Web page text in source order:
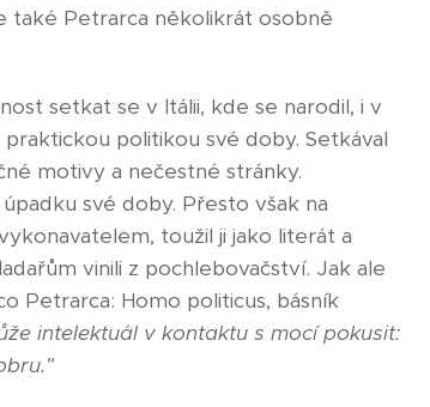
také Petrarca několikrát osobně
setkat se v Itálii, kde se narodil, i v
politikou své doby. Setkával
motivy a nečestné stránky.
své doby. Přesto však na
toužil ji jako literát a
vinili z pochlebovačství. Jak ale
Petrarca: Homo politicus, básník
intelektuál v kontaktu s mocí pokusit: